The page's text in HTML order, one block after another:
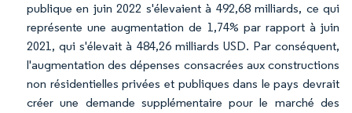
publique en juin 2022 s'élevaient à 492,68 milliards, ce qui
représente une augmentation de 1,74% par rapport à juin
2021, qui s'élevait à 484,26 milliards USD. Par conséquent,
l'augmentation des dépenses consacrées aux constructions
non résidentielles privées et publiques dans le pays devrait
créer une demande supplémentaire pour le marché des